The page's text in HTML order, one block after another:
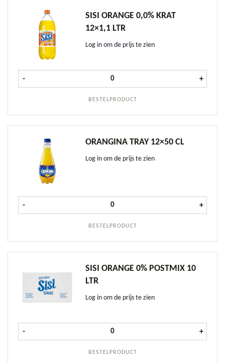
SISI ORANGE 0,0% KRAT
12×1,1 LTR
Log in om de prijs te zien
BESTELPRODUCT
- Sisi Orange 0,0% krat 12x1,1 ltr
+
ORANGINA TRAY 12×50 CL
Log in om de prijs te zien
BESTELPRODUCT
- Orangina tray 12x50 cl aantal
+
SISI ORANGE 0% POSTMIX 10
LTR
Log in om de prijs te zien
BESTELPRODUCT
- Sisi Orange 0% Postmix 10 ltr
+